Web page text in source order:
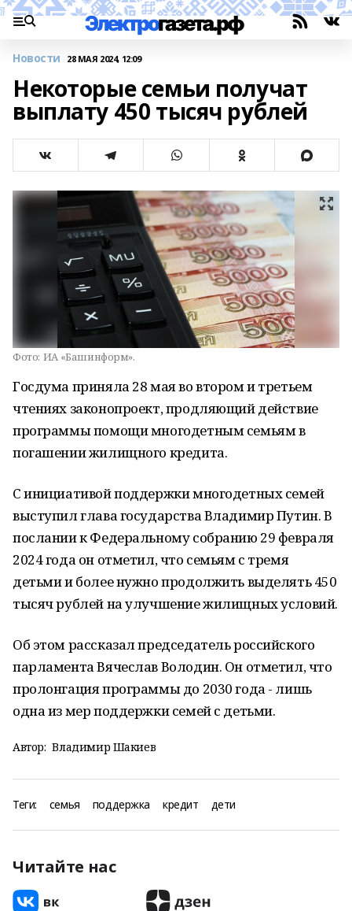
Новости 28 МАЯ 2024, 12:09
Некоторые семьи получат
выплату 450 тысяч рублей
Фото: ИА «Башинформ».
Госдума приняла 28 мая во втором и третьем
чтениях законопроект, продляющий действие
программы помощи многодетным семьям в
погашении жилищного кредита.
С инициативой поддержки многодетных семей
выступил глава государства Владимир Путин. В
послании к Федеральному собранию 29 февраля
2024 года он отметил, что семьям с тремя
детьми и более нужно продолжить выделять 450
тысяч рублей на улучшение жилищных условий.
Об этом рассказал председатель российского
парламента Вячеслав Володин. Он отметил, что
пролонгация программы до 2030 года - лишь
одна из мер поддержки семей с детьми.
Автор: Владимир Шакиев
Теги: семья поддержка кредит дети
Читайте нас